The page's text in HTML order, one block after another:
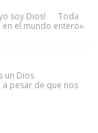
yo soy Dios! Toda
el mundo entero».
un Dios
pesar de que nos